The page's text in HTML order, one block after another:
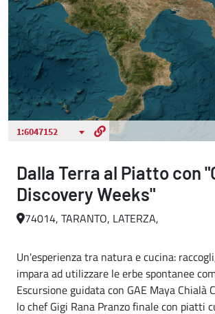
Dalla Terra al Piatto con
Discovery Weeks"
74014, TARANTO, LATERZA,
Un'esperienza tra natura e cucina:
impara ad utilizzare le erbe spontanee
Escursione guidata con GAE Maya Chialà
lo chef Gigi Rana Pranzo finale con piatti